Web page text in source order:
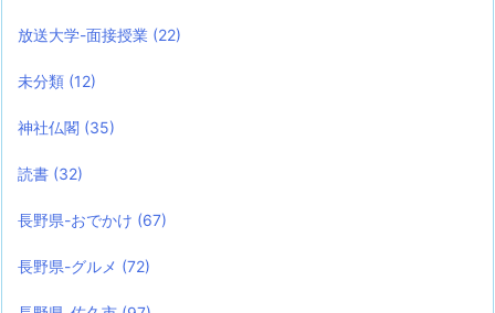
放送大学-面接授業 (22)
未分類 (12)
神社仏閣 (35)
読書 (32)
長野県-おでかけ (67)
長野県-グルメ (72)